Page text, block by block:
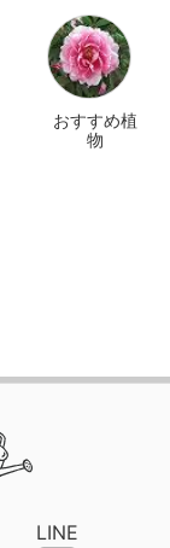
おすすめ植
物
LINE